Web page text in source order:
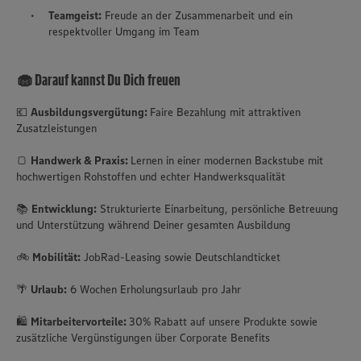
Teamgeist: Freude an der Zusammenarbeit und ein
respektvoller Umgang im Team
🧁 Darauf kannst Du Dich freuen
💶 Ausbildungsvergütung: Faire Bezahlung mit attraktiven
Zusatzleistungen
🍞 Handwerk & Praxis: Lernen in einer modernen Backstube mit
hochwertigen Rohstoffen und echter Handwerksqualität
📚 Entwicklung: Strukturierte Einarbeitung, persönliche Betreuung
und Unterstützung während Deiner gesamten Ausbildung
🚲 Mobilität: JobRad-Leasing sowie Deutschlandticket
🌴 Urlaub: 6 Wochen Erholungsurlaub pro Jahr
🛍️ Mitarbeitervorteile: 30% Rabatt auf unsere Produkte sowie
zusätzliche Vergünstigungen über Corporate Benefits